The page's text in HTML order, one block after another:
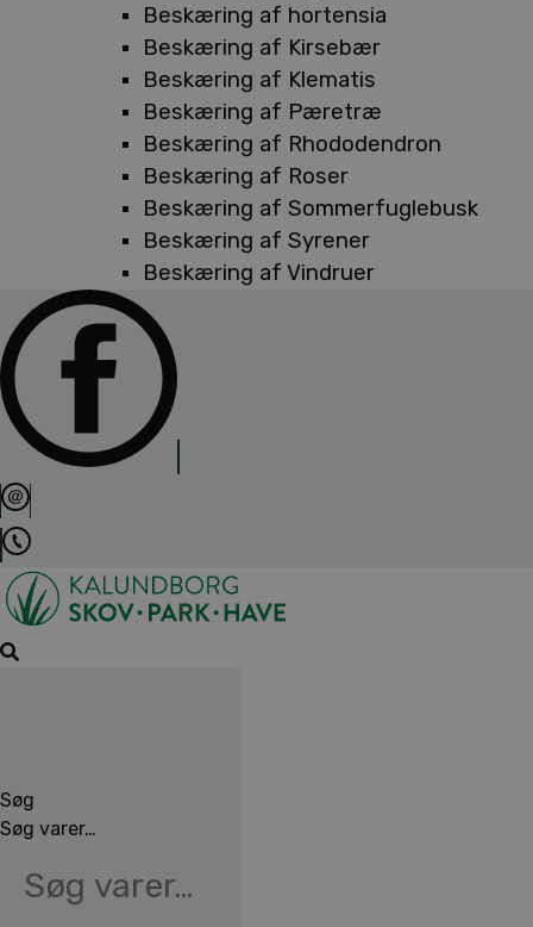
Beskæring af hortensia
Beskæring af Kirsebær
Beskæring af Klematis
Beskæring af Pæretræ
Beskæring af Rhododendron
Beskæring af Roser
Beskæring af Sommerfuglebusk
Beskæring af Syrener
Beskæring af Vindruer
Søg
Søg varer…